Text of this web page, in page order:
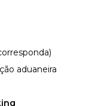
aduaneira